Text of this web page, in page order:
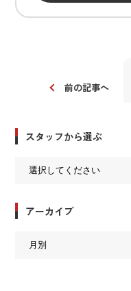
前の記事へ
スタッフから選ぶ
アーカイブ